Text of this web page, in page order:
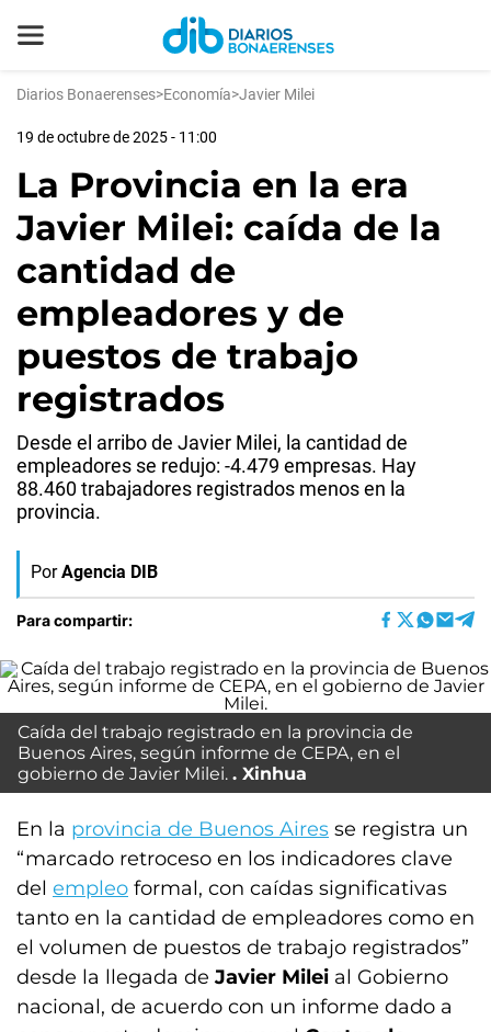
Diarios Bonaerenses>Economía>Javier Milei
19 de octubre de 2025 - 11:00
La Provincia en la era
Javier Milei: caída de la
cantidad de
empleadores y de
puestos de trabajo
registrados
Desde el arribo de Javier Milei, la cantidad de
empleadores se redujo: -4.479 empresas. Hay
88.460 trabajadores registrados menos en la
provincia.
Por Agencia DIB
Para compartir:
Caída del trabajo registrado en la provincia de
Buenos Aires, según informe de CEPA, en el
gobierno de Javier Milei.
Xinhua
En la provincia de Buenos Aires se registra un
“marcado retroceso en los indicadores clave
del empleo formal, con caídas significativas
tanto en la cantidad de empleadores como en
el volumen de puestos de trabajo registrados”
desde la llegada de Javier Milei al Gobierno
nacional, de acuerdo con un informe dado a